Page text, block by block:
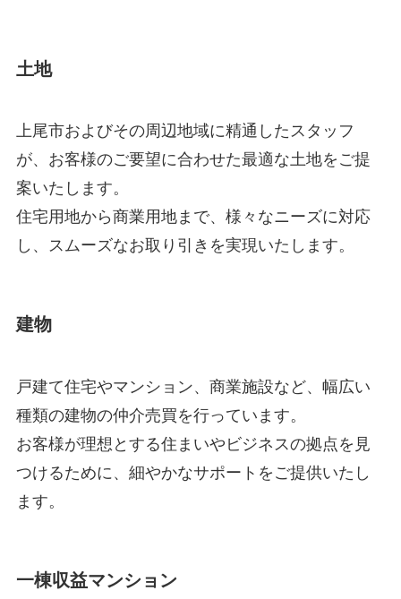
土地
上尾市およびその周辺地域に精通したスタッフ
が、お客様のご要望に合わせた最適な土地をご提
案いたします。
住宅用地から商業用地まで、様々なニーズに対応
し、スムーズなお取り引きを実現いたします。
建物
戸建て住宅やマンション、商業施設など、幅広い
種類の建物の仲介売買を行っています。
お客様が理想とする住まいやビジネスの拠点を見
つけるために、細やかなサポートをご提供いたし
ます。
一棟収益マンション